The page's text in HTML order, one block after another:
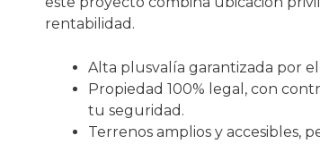
rentabilidad.
Alta plusvalía garantizada por
Propiedad 100% legal, con
tu seguridad.
Terrenos amplios y accesibles,